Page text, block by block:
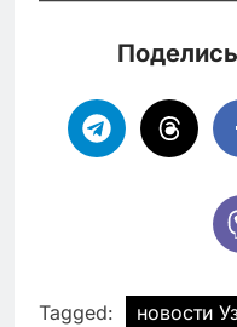
Tagged: новости